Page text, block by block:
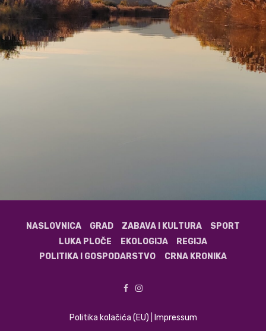
NASLOVNICA GRAD ZABAVA I KULTURA
SPORT
LUKA PLOČE
EKOLOGIJA
REGIJA
POLITIKA I GOSPODARSTVO
CRNA KRONIKA
Politika kolačića (EU) Impressum